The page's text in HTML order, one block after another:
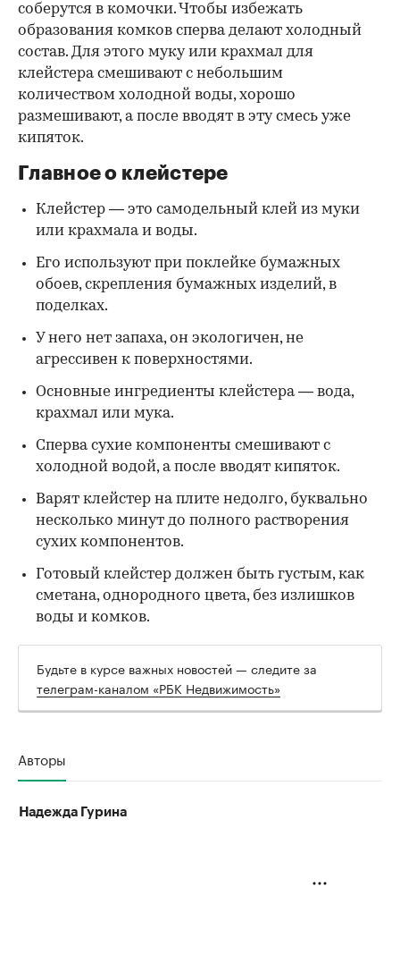
соберутся в комочки. Чтобы избежать
образования комков сперва делают холодный
состав. Для этого муку или крахмал для
клейстера смешивают с небольшим
количеством холодной воды, хорошо
размешивают, а после вводят в эту смесь уже
кипяток.
Главное о клейстере
Клейстер — это самодельный клей из муки
или крахмала и воды.
Его используют при поклейке бумажных
обоев, скрепления бумажных изделий, в
поделках.
У него нет запаха, он экологичен, не
агрессивен к поверхностями.
Основные ингредиенты клейстера — вода,
крахмал или мука.
Сперва сухие компоненты смешивают с
холодной водой, а после вводят кипяток.
Варят клейстер на плите недолго, буквально
несколько минут до полного растворения
сухих компонентов.
Готовый клейстер должен быть густым, как
сметана, однородного цвета, без излишков
воды и комков.
Будьте в курсе важных новостей — следите за
телеграм-каналом «РБК Недвижимость»
Авторы
Надежда Гурина